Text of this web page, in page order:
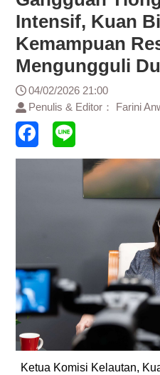
Intensif, Kuan
Kemampuan
Mengungguli
04/02/2026 21:00
Penulis & Editor： Farini
Ketua Komisi Kelautan,